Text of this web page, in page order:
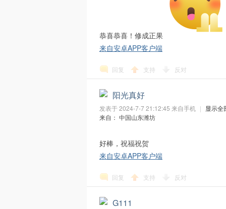
恭喜恭喜！修成正果
来自安卓APP客户端
回复 支持 反对
阳光真好
发表于 2024-7-7 21:12:45 来自手机 | 显示全
来自： 中国山东潍坊
好棒，祝福祝贺
来自安卓APP客户端
回复 支持 反对
G111